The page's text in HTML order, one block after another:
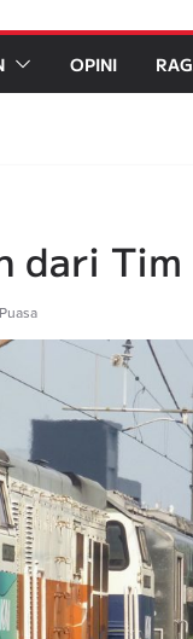
OPINI
dari Tim
Puasa